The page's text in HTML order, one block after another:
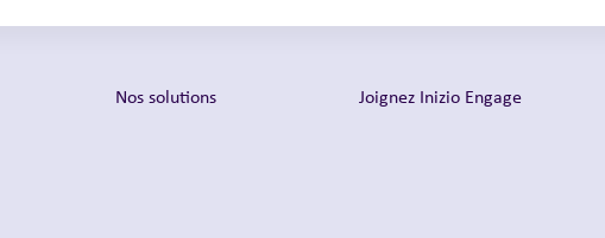
Nos solutions Joignez Inizio Engage